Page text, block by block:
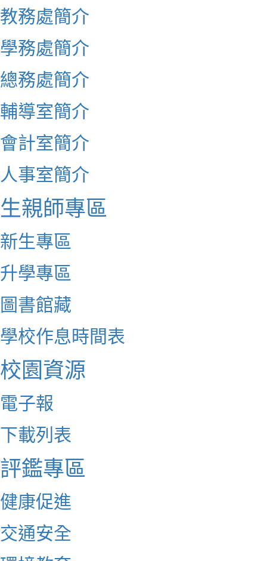
教務處簡介
學務處簡介
總務處簡介
輔導室簡介
會計室簡介
人事室簡介
生親師專區
新生專區
升學專區
圖書館藏
學校作息時間表
校園資源
電子報
下載列表
評鑑專區
健康促進
交通安全